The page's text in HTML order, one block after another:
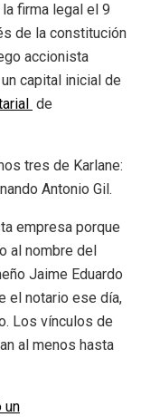
firma legal el 9
de la constitución
accionista
capital inicial de
de
tres de Karlane:
Antonio Gil.
empresa porque
al nombre del
Jaime Eduardo
el notario ese día,
Los vínculos de
al menos hasta
un